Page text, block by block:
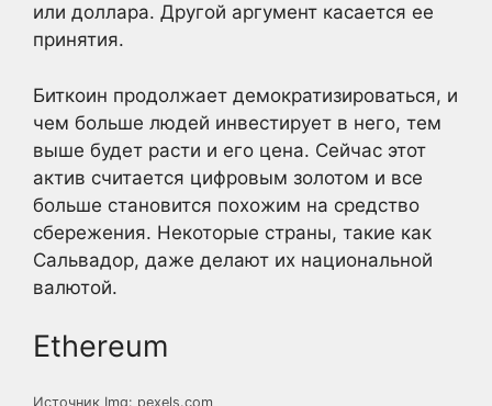
или доллара. Другой аргумент касается ее
принятия.
Биткоин продолжает демократизироваться, и
чем больше людей инвестирует в него, тем
выше будет расти и его цена. Сейчас этот
актив считается цифровым золотом и все
больше становится похожим на средство
сбережения. Некоторые страны, такие как
Сальвадор, даже делают их национальной
валютой.
Ethereum
Источник Img: pexels.com